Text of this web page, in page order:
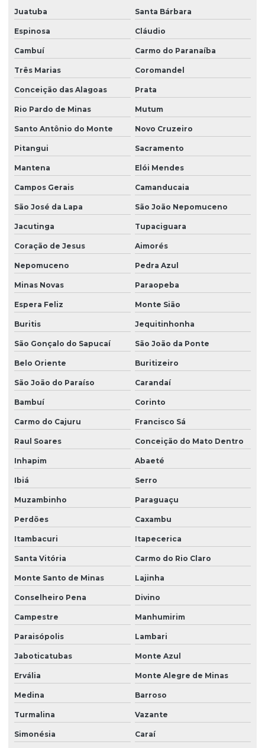
Venda de talha elétrica para usina hidrelétrica
Juatuba Santa Bárbara
Espinosa Cláudio
Cambuí Carmo do Paranaíba
Três Marias Coromandel
Conceição das Alagoas Prata
Rio Pardo de Minas Mutum
Santo Antônio do Monte Novo Cruzeiro
Pitangui Sacramento
Mantena Elói Mendes
Campos Gerais Camanducaia
São José da Lapa São João Nepomuceno
Jacutinga Tupaciguara
Coração de Jesus Aimorés
Nepomuceno Pedra Azul
Minas Novas Paraopeba
Espera Feliz Monte Sião
Buritis Jequitinhonha
São Gonçalo do Sapucaí São João da Ponte
Belo Oriente Buritizeiro
São João do Paraíso Carandaí
Bambuí Corinto
Carmo do Cajuru Francisco Sá
Raul Soares Conceição do Mato Dentro
Inhapim Abaeté
Ibiá Serro
Muzambinho Paraguaçu
Perdões Caxambu
Itambacuri Itapecerica
Santa Vitória Carmo do Rio Claro
Monte Santo de Minas Lajinha
Conselheiro Pena Divino
Campestre Manhumirim
Paraisópolis Lambari
Jaboticatubas Monte Azul
Ervália Monte Alegre de Minas
Medina Barroso
Turmalina Vazante
Simonésia Caraí